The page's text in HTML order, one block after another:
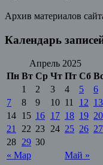
Архив материалов
Календарь
Апрель 2025
Пн Вт Ср Чт Пт Сб
« Мар Май »
1 2 3 4 5
6
7
8 9 10 11 12 13
14 15 16 17 18 19 20
21
22 23 24 25 26 27
28 29 30